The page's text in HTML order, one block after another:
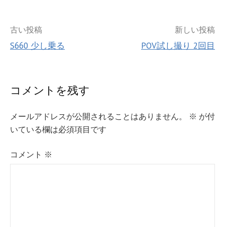
投
稿
ビ
ゲ
ー
シ
古い投稿
S660 少し乗る
新しい投稿
POV試し撮り 2回目
コメントを残す
メールアドレスが公開されることはありません。 ※ が付
いている欄は必須項目です
コメント ※